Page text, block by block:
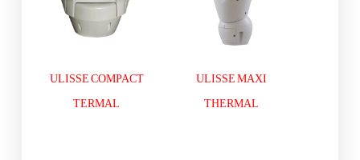
ULISSE MAXI
THERMAL
ULISSE COMPACT
TERMAL